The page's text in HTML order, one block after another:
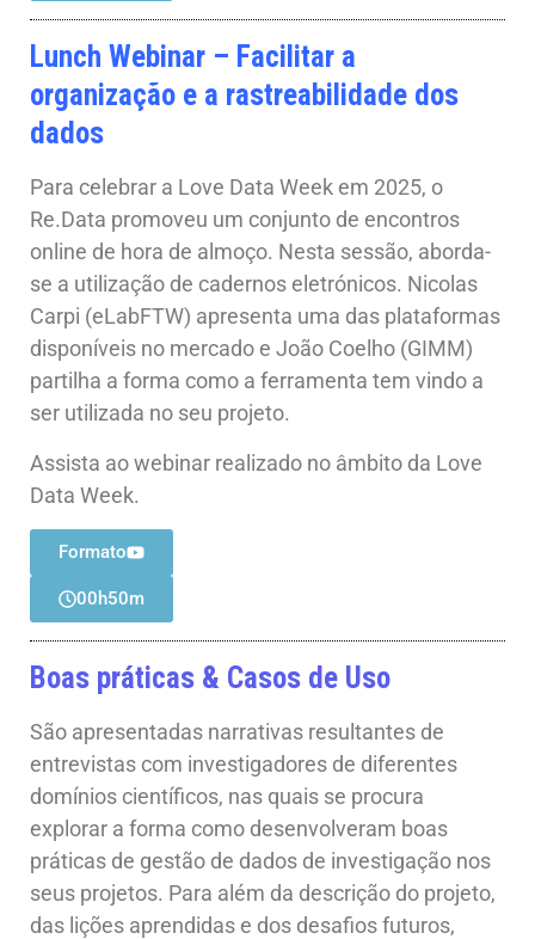
Lunch Webinar – Facilitar a
organização e a rastreabilidade dos
dados
Para celebrar a Love Data Week em 2025, o
Re.Data promoveu um conjunto de encontros
online de hora de almoço. Nesta sessão, aborda-
se a utilização de cadernos eletrónicos. Nicolas
Carpi (eLabFTW) apresenta uma das plataformas
disponíveis no mercado e João Coelho (GIMM)
partilha a forma como a ferramenta tem vindo a
ser utilizada no seu projeto.
Assista ao webinar realizado no âmbito da Love
Data Week.
Formato
00h50m
Boas práticas & Casos de Uso
São apresentadas narrativas resultantes de
entrevistas com investigadores de diferentes
domínios científicos, nas quais se procura
explorar a forma como desenvolveram boas
práticas de gestão de dados de investigação nos
seus projetos. Para além da descrição do projeto,
das lições aprendidas e dos desafios futuros,